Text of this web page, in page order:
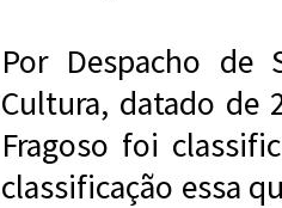
Por Despacho de
Cultura, datado de
Fragoso foi
classificação essa